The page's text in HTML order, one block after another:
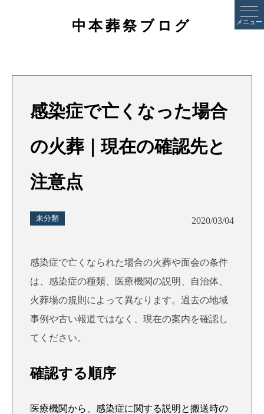
メニュー
中本葬祭ブログ
感染症で亡くなった場合
の火葬｜現在の確認先と
注意点
未分類 2020/03/04
感染症で亡くなられた場合の火葬や面会の条件
は、感染症の種類、医療機関の説明、自治体、
火葬場の規則によって異なります。過去の地域
事例や古い報道ではなく、現在の案内を確認し
てください。
確認する順序
医療機関から、感染症に関する説明と搬送時の